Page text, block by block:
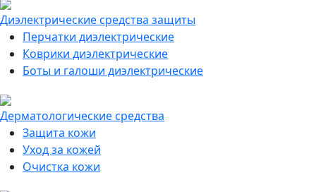
Диэлектрические средства защиты
Перчатки диэлектрические
Коврики диэлектрические
Боты и галоши диэлектрические
Дерматологические средства
Защита кожи
Уход за кожей
Очистка кожи